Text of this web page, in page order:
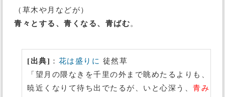
（草木や月などが）
青々とする、青くなる、青ばむ。
[出典] ： 花は盛りに 徒然草
「望月の隈なきを千里の外まで眺めたるよりも、
暁近くなりて待ち出でたるが、いと心深う、 青み